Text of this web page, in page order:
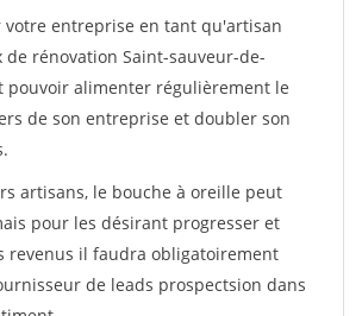
votre entreprise en tant qu'artisan
de rénovation Saint-sauveur-de-
pouvoir alimenter régulièrement le
de son entreprise et doubler son
artisans, le bouche à oreille peut
pour les désirant progresser et
revenus il faudra obligatoirement
de leads prospectsion dans